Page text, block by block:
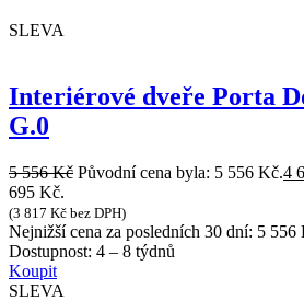
SLEVA
Interiérové dveře Porta
G.0
5 556Kč Původní cena byla: 5 556 Kč.4
695 Kč.
(3 817 Kč bez DPH)
Nejnižší cena za posledních 30 dní: 5 556
Dostupnost: 4 – 8 týdnů
Koupit
SLEVA